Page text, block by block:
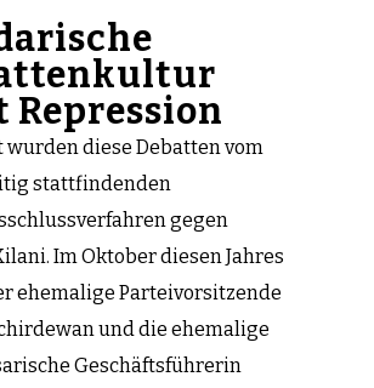
Repression
diese Debatten vom
stattfindenden
gegen
Im Oktober diesen Jahres
ehemalige Parteivorsitzende
und die ehemalige
Geschäftsführerin